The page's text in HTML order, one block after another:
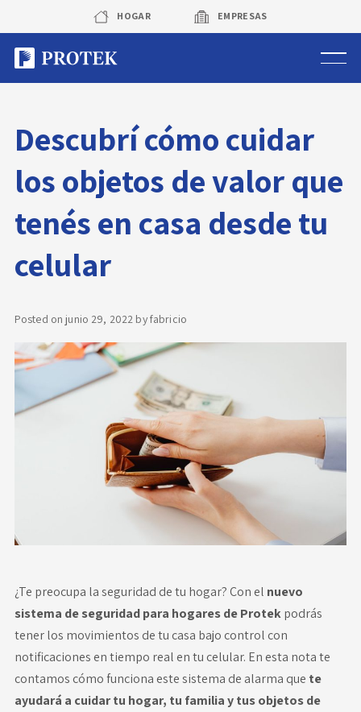
content
HOGAR EMPRESAS
Sistema de cámaras
Rastreo vehicular GPS
Protek Personas
Sobre Protek
Trabaja con nosotros
Novedades
Faq
Contacto
Área de clientes
Descubrí cómo cuidar
los objetos de valor que
tenés en casa desde tu
celular
Posted onjunio 29, 2022 byfabricio
¿Te preocupa la seguridad de tu hogar? Con el nuevo
sistema de seguridad para hogares de Protekpodrás
tener los movimientos de tu casa bajo control con
notificaciones en tiempo real en tu celular. En esta nota te
contamos cómo funciona este sistema de alarma que te
ayudará a cuidar tu hogar, tu familia y tus objetos de